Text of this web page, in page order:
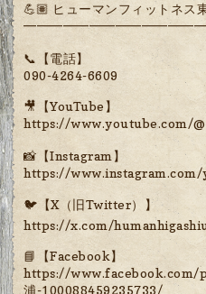
💪🏽 ヒューマンフィットネス
📞【電話】
090-4264-6609
🎥【YouTube】
https://www.youtube.com/@
📸【Instagram】
https://
🐦【X（旧Twitter）】
https://x.com/
📘【Facebook】
https://www.facebook.com/
浦-100088459235733/